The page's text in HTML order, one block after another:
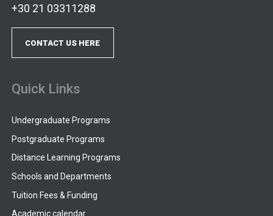
+30 21 03311288
CONTACT US HERE
Quick Links
Undergraduate Programs
Postgraduate Programs
Distance Learning Programs
Schools and Departments
Tuition Fees & Funding
Academic calendar